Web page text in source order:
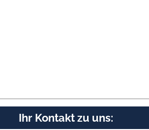
Ihr Kontakt zu uns: